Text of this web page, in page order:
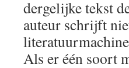
dergelijke tekst
auteur schrijft
Als er één soort